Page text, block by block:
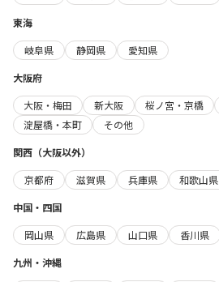
東海
岐阜県
静岡県
愛知県
大阪府
大阪・梅田
新大阪 桜ノ宮・京橋
淀屋橋・本町
その他
関西（大阪以外）
京都府
滋賀県 兵庫県
和歌山県
中国・四国
岡山県
広島県 山口県 香川県
九州・沖縄